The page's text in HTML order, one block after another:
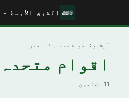
الشرق الأوسط
آرشیو › اقوام متحدہ کے سفیر
اقوام
11 مضامین